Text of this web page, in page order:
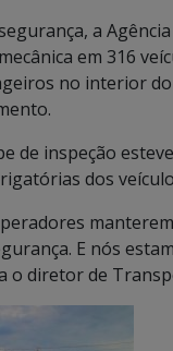
a
em 316
no interior
de inspeção
dos
E nós
o diretor de